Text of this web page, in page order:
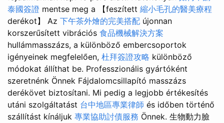
泰國簽證 mentse meg a 【feszített 縮小毛孔的醫美療程
derékot】 Az 下午茶外燴的完美搭配 újonnan
korszerűsített vibrációs 食品機械解決方案
hullámmasszázs, a különböző embercsoportok
igényeinek megfelelően, 杜拜簽證攻略 különböző
módokat állíthat be. Professzionális gyártóként
szeretnénk Önnek Fájdalomcsillapító masszázs
derékövet biztosítani. Mi pedig a legjobb értékesítés
utáni szolgáltatást 台中地區專業律師 és időben történő
szállítást kínáljuk 專業協助討債服務 Önnek. 生物動力臉